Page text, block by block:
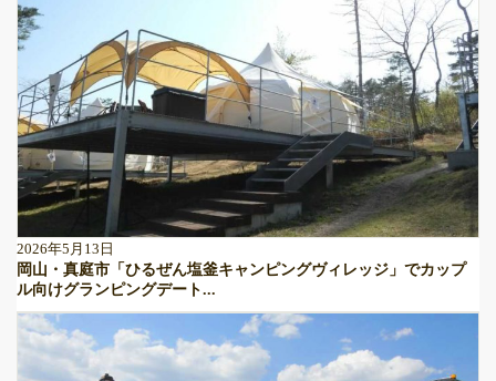
2026年5月13日
岡山・真庭市「ひるぜん塩釜キャンピングヴィレッジ」でカップ
ル向けグランピングデート...